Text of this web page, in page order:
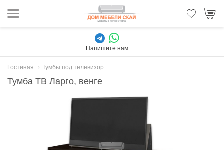
Напишите нам
Гостиная Тумбы под телевизор
Тумба ТВ Ларго, венге